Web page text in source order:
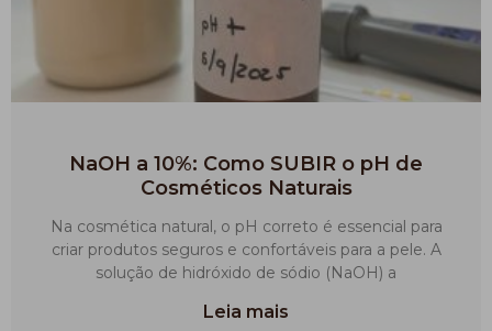
NaOH a 10%: Como SUBIR o pH de
Cosméticos Naturais
Na cosmética natural, o pH correto é essencial para
criar produtos seguros e confortáveis para a pele. A
solução de hidróxido de sódio (NaOH) a
Leia mais